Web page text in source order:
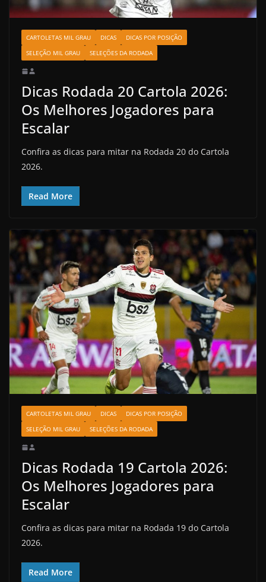
CARTOLETAS MIL GRAU DICAS
DICAS POR POSIÇÃO
SELEÇÃO MIL GRAU
SELEÇÕES DA RODADA
Dicas Rodada 20 Cartola 2026:
Os Melhores Jogadores para
Escalar
Confira as dicas para mitar na Rodada 20 do Cartola
2026.
Read More
CARTOLETAS MIL GRAU DICAS
DICAS POR POSIÇÃO
SELEÇÃO MIL GRAU
SELEÇÕES DA RODADA
Dicas Rodada 19 Cartola 2026:
Os Melhores Jogadores para
Escalar
Confira as dicas para mitar na Rodada 19 do Cartola
2026.
Read More